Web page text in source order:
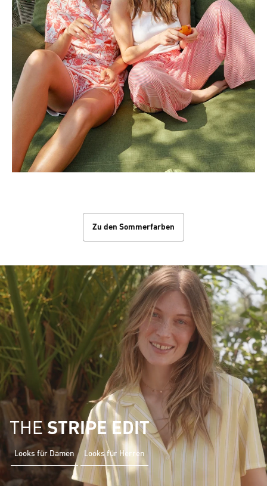
Zu den Sommerfarben
THESTRIPE EDIT
Looks für Damen Looks für Herren